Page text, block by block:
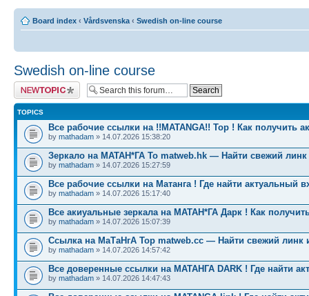
Board index ‹ Vårdsvenska ‹ Swedish on-line course
Swedish on-line course
Post a new topic
TOPICS
Все рабочие ссылки на !!MATANGA!! Тор ! Как получить
by mathadam » 14.07.2026 15:38:20
Зеркало на МАТАН*ГА To matweb.hk — Найти свежий линк
by mathadam » 14.07.2026 15:27:59
Все рабочие ссылки на Матанга ! Где найти актуальный
by mathadam » 14.07.2026 15:17:40
Все акиуальные зеркала на МАТАН*ГА Дарк ! Как
by mathadam » 14.07.2026 15:07:39
Ссылка на МаТаНгА Тор matweb.cc — Найти свежий линк
by mathadam » 14.07.2026 14:57:42
Все доверенные ссылки на МАТАНГА DARK ! Где найти
by mathadam » 14.07.2026 14:47:43